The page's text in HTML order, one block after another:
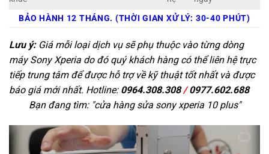
BẢO HÀNH 12 THÁNG. (THỜI GIAN XỬ LÝ: 30-40 PHÚT)
Lưu ý:Giá mỗi loại dịch vụ sẽ phụ thuộc vào từng dòng
máy Sony Xperia do đó quý khách hàng có thể liên hệ trực
tiếp trung tâm để được hỗ trợ về kỹ thuật tốt nhất và được
báo giá mới nhất. Hotline: 0964.308.308/0977.602.688
Bạn đang tìm: "cửa hàng sửa sony xperia 10 plus"